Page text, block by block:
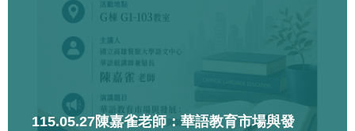
115.05.27陳嘉雀老師：華語教育市場與發